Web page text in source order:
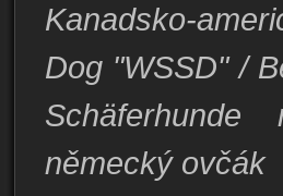
Kanadsko-
Dog "WSSD" /
německý ovčák